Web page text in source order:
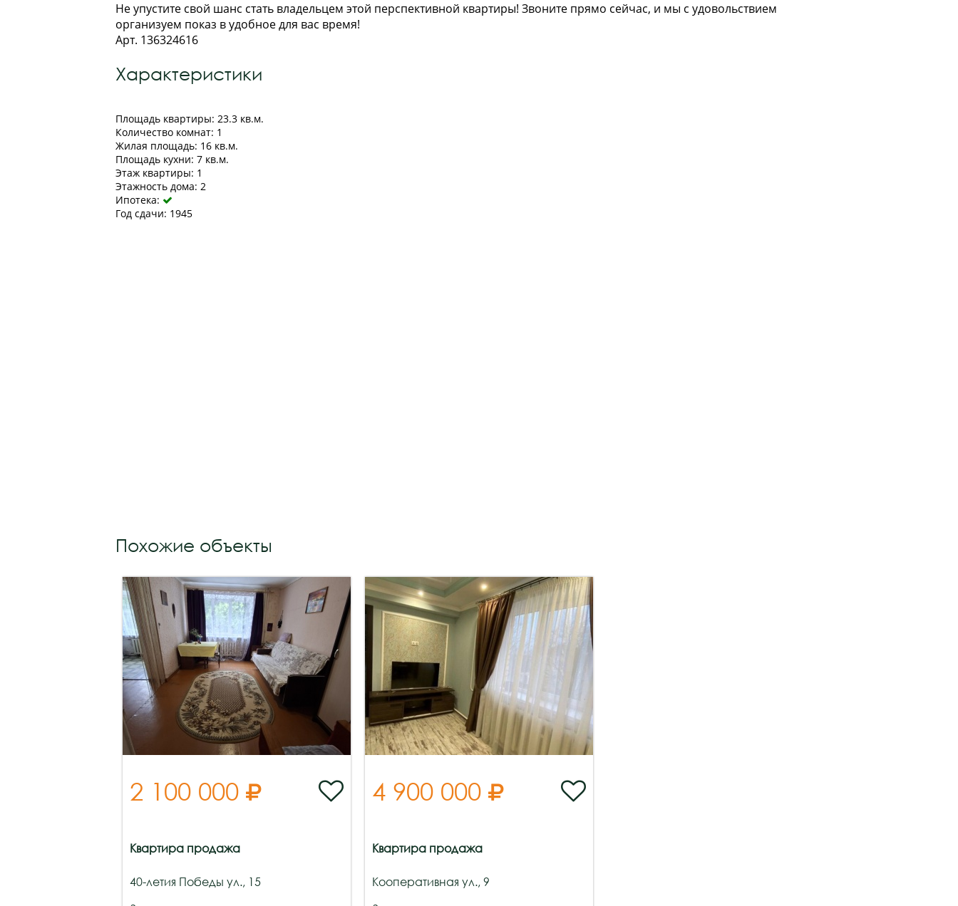
Не упустите свой шанс стать владельцем этой перспективной квартиры! Звоните прямо сейчас, и мы с удовольствием
организуем показ в удобное для вас время!
Арт. 136324616
Характеристики
Площадь квартиры: 23.3 кв.м.
Количество комнат: 1
Жилая площадь: 16 кв.м.
Площадь кухни: 7 кв.м.
Этаж квартиры: 1
Этажность дома: 2
Ипотека: 
Год сдачи: 1945
Похожие объекты
2 100 000  
Квартира продажа
40-летия Победы ул., 15
4 900 000  
Квартира продажа
Кооперативная ул., 9